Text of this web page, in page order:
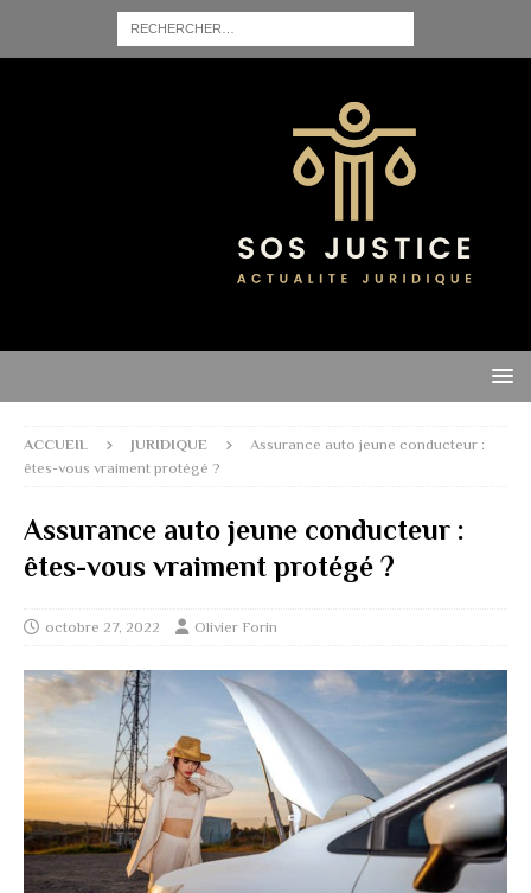
ACCUEIL JURIDIQUE
Assurance auto jeune conducteur :
êtes-vous vraiment protégé ?
Assurance auto jeune conducteur :
êtes-vous vraiment protégé ?
octobre 27, 2022 Olivier Forin